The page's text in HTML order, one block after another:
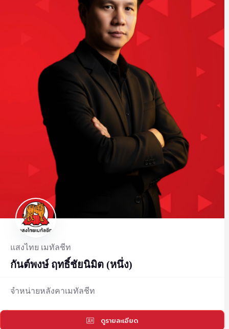
แสงไทย เมทัลชีท
กันต์พงษ์ ฤทธิ์ชัยนิมิต (หนึ่ง)
จำหน่ายหลังคาเมทัลชีท
ดูรายละเอียด